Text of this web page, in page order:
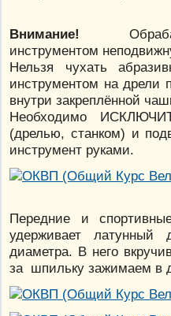
Внимание!
инструментом
Нельзя чухать
инструментом на дрели
внутри закреплённой
Необходимо
(дрелью, станком) и
инструмент руками.
Передние и
удерживает латунный
диаметра. В него
за шпильку зажимаем в